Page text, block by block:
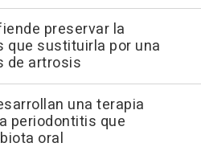
preservar la
que sustituirla por una
de artrosis
una terapia
periodontitis que
oral